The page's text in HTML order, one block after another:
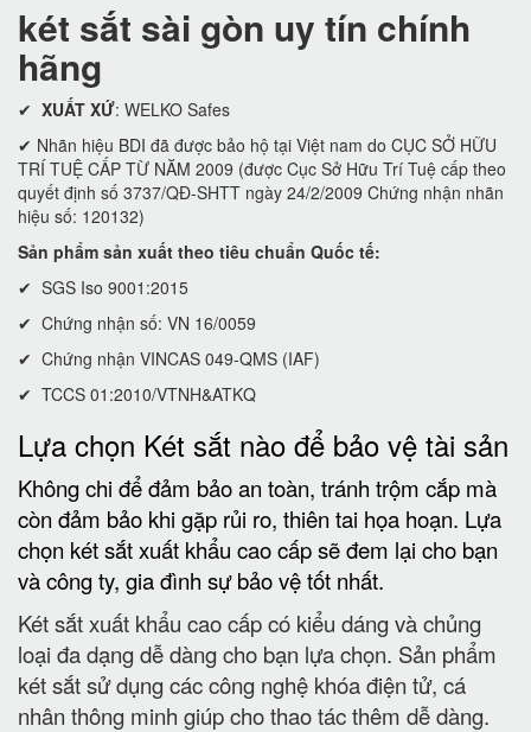
két sắt sài gòn uy tín chính
hãng
✔ XUẤT XỨ: WELKO Safes
✔ Nhãn hiệu BDI đã được bảo hộ tại Việt nam do CỤC SỞ HỮU
TRÍ TUỆ CẤP TỪ NĂM 2009 (được Cục Sở Hữu Trí Tuệ cấp theo
quyết định số 3737/QĐ-SHTT ngày 24/2/2009 Chứng nhận nhãn
hiệu số: 120132)
Sản phẩm sản xuất theo tiêu chuẩn Quốc tế:
✔ SGS Iso 9001:2015
✔ Chứng nhận số: VN 16/0059
✔ Chứng nhận VINCAS 049-QMS (IAF)
✔ TCCS 01:2010/VTNH&ATKQ
Lựa chọn Két sắt nào để bảo vệ tài sản
Không chi để đảm bảo an toàn, tránh trộm cắp mà
còn đảm bảo khi gặp rủi ro, thiên tai họa hoạn. Lựa
chọn két sắt xuất khẩu cao cấp sẽ đem lại cho bạn
và công ty, gia đình sự bảo vệ tốt nhất.
Két sắt xuất khẩu cao cấp có kiểu dáng và chủng
loại đa dạng dễ dàng cho bạn lựa chọn. Sản phẩm
két sắt sử dụng các công nghệ khóa điện tử, cá
nhân thông minh giúp cho thao tác thêm dễ dàng.